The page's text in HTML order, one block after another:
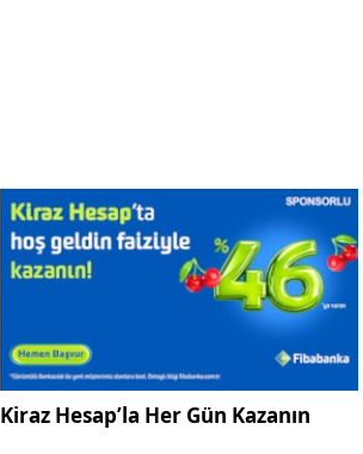
Kiraz Hesap’la Her Gün Kazanın